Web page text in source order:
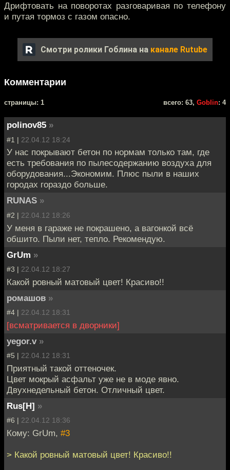
Дрифтовать на поворотах разговаривая по телефону
и путая тормоз с газом опасно.
Смотри ролики Гоблина на канале Rutube
Комментарии
cтраницы: 1 всего: 63, Goblin: 4
polinov85 »
#1 | 22.04.12 18:24
У нас покрывают бетон по нормам только там, где
есть требования по пылесодержанию воздуха для
оборудования...Экономим. Плюс пыли в наших
городах гораздо больше.
RUNAS »
#2 | 22.04.12 18:26
У меня в гараже не покрашено, а вагонкой всё
обшито. Пыли нет, тепло. Рекомендую.
GrUm »
#3 | 22.04.12 18:27
Какой ровный матовый цвет! Красиво!!
ромашов »
#4 | 22.04.12 18:31
[всматривается в дворники]
yegor.v »
#5 | 22.04.12 18:31
Приятный такой оттеночек.
Цвет мокрый асфальт уже не в моде явно.
Двухнедельный бетон. Отличный цвет.
Rus[H] »
#6 | 22.04.12 18:36
Кому: GrUm, #3
> Какой ровный матовый цвет! Красиво!!